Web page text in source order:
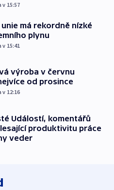
v 15:57
má rekordně nízké
plynu
v 15:41
výroba v červnu
od prosince
v 12:16
Událostí, komentářů
produktivitu práce
veder